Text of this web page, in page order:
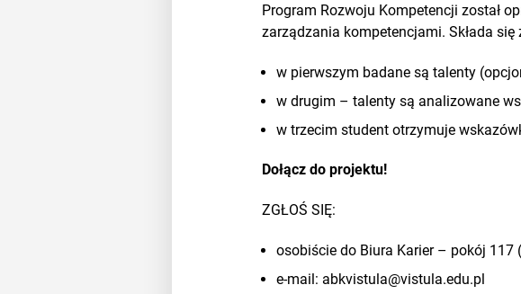
Program Rozwoju Kompetencji został
zarządzania kompetencjami. Składa się
w pierwszym badane są talenty
w drugim – talenty są analizowane
w trzecim student otrzymuje
Dołącz do projektu!
ZGŁOŚ SIĘ:
osobiście do Biura Karier – pokój 117
e-mail: abkvistula@vistula.edu.pl